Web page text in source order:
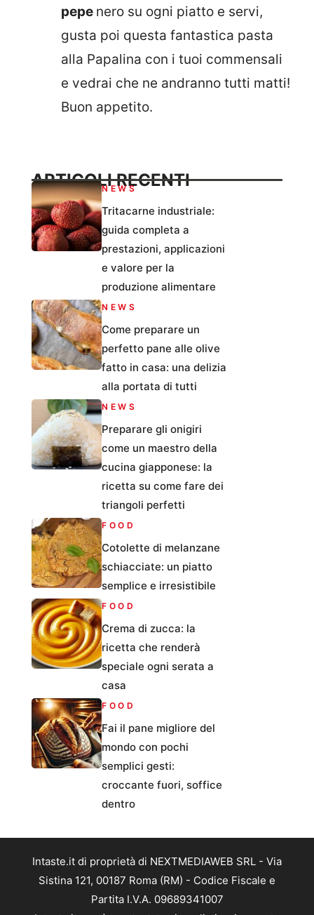
pepe nero su ogni piatto e servi,
gusta poi questa fantastica pasta
alla Papalina con i tuoi commensali
e vedrai che ne andranno tutti matti!
Buon appetito.
ARTICOLI RECENTI
NEWS
Tritacarne industriale:
guida completa a
prestazioni, applicazioni
e valore per la
produzione alimentare
NEWS
Come preparare un
perfetto pane alle olive
fatto in casa: una delizia
alla portata di tutti
NEWS
Preparare gli onigiri
come un maestro della
cucina giapponese: la
ricetta su come fare dei
triangoli perfetti
FOOD
Cotolette di melanzane
schiacciate: un piatto
semplice e irresistibile
FOOD
Crema di zucca: la
ricetta che renderà
speciale ogni serata a
casa
FOOD
Fai il pane migliore del
mondo con pochi
semplici gesti:
croccante fuori, soffice
dentro
Intaste.it di proprietà di NEXTMEDIAWEB SRL - Via
Sistina 121, 00187 Roma (RM) - Codice Fiscale e
Partita I.V.A. 09689341007